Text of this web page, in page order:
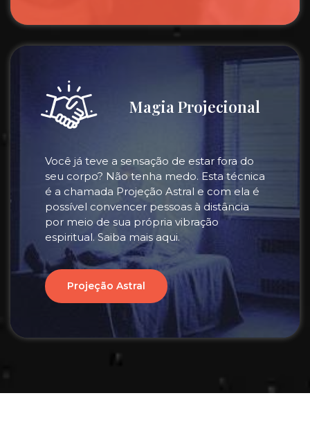
Magia Projecional
Você já teve a sensação de estar fora do
seu corpo? Não tenha medo. Esta técnica
é a chamada Projeção Astral e com ela é
possível convencer pessoas à distância
por meio de sua própria vibração
espiritual. Saiba mais aqui.
Projeção Astral